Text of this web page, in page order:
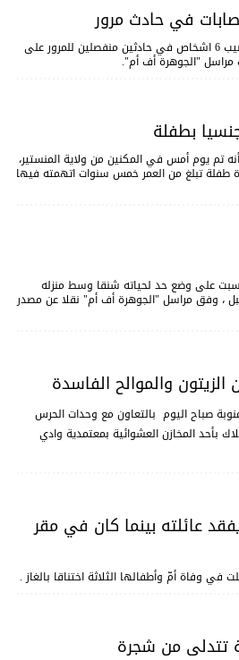
لقي شخصان حتفهما اليوم السبت فيما أصيب 6 اشخاص في حادثين منفصلين للمرور على
مراسل "الجوهرة أف أم".
بطفلة
تم يوم أمس في المكنين من ولاية المنستير،
تبلغ من العمر خمس سنوات اتهمته فيها
63 عاما اليوم السبت على وضع حد لحياته شنقا وسط منزله
، وفق مراسل "الجوهرة أف أم" نقلا عن مصدر
صباح اليوم بالتعاون مع وحدات الحرس
بأحد المخازن العشوائية بمعتمدية وادي
عائلته بينما كان في مقر
وفاة أمّ وأطفالها الثلاثة اختناقا بالغاز .
تتدلى من شجرة